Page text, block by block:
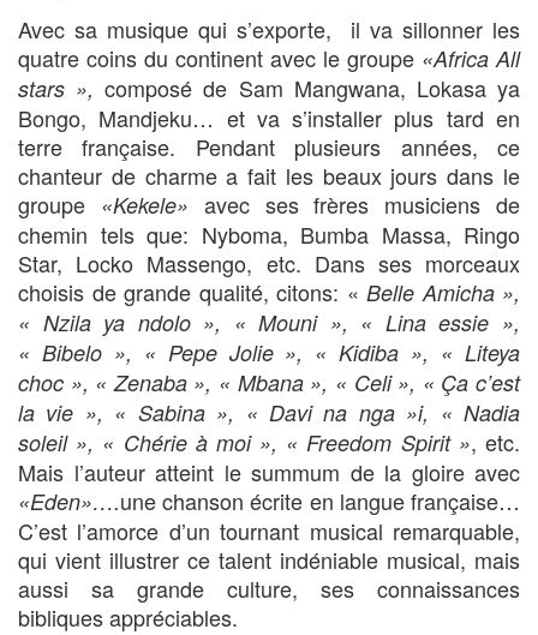
Avec sa musique qui s’exporte, il va sillonner les
quatre coins du continent avec le groupe «Africa All
stars », composé de Sam Mangwana, Lokasa ya
Bongo, Mandjeku… et va s’installer plus tard en
terre française. Pendant plusieurs années, ce
chanteur de charme a fait les beaux jours dans le
groupe «Kekele» avec ses frères musiciens de
chemin tels que: Nyboma, Bumba Massa, Ringo
Star, Locko Massengo, etc. Dans ses morceaux
choisis de grande qualité, citons: « Belle Amicha »,
« Nzila ya ndolo », « Mouni », « Lina essie »,
« Bibelo », « Pepe Jolie », « Kidiba », « Liteya
choc », « Zenaba », « Mbana », « Celi », « Ça c’est
la vie », « Sabina », « Davi na nga »i, « Nadia
soleil », « Chérie à moi », « Freedom Spirit », etc.
Mais l’auteur atteint le summum de la gloire avec
«Eden»….une chanson écrite en langue française…
C’est l’amorce d’un tournant musical remarquable,
qui vient illustrer ce talent indéniable musical, mais
aussi sa grande culture, ses connaissances
bibliques appréciables.